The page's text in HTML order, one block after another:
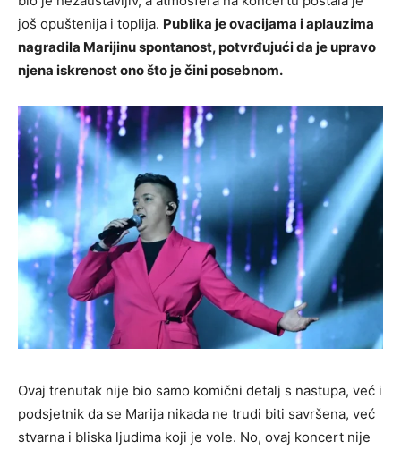
još opuštenija i toplija. Publika je ovacijama i aplauzima
nagradila Marijinu spontanost, potvrđujući da je upravo
njena iskrenost ono što je čini posebnom.
Ovaj trenutak nije bio samo komični detalj s nastupa, već i
podsjetnik da se Marija nikada ne trudi biti savršena, već
stvarna i bliska ljudima koji je vole. No, ovaj koncert nije